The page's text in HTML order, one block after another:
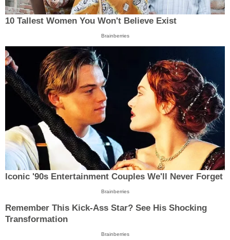
10 Tallest Women You Won't Believe Exist
Brainberries
Iconic '90s Entertainment Couples We'll Never Forget
Brainberries
Remember This Kick-Ass Star? See His Shocking
Transformation
Brainberries